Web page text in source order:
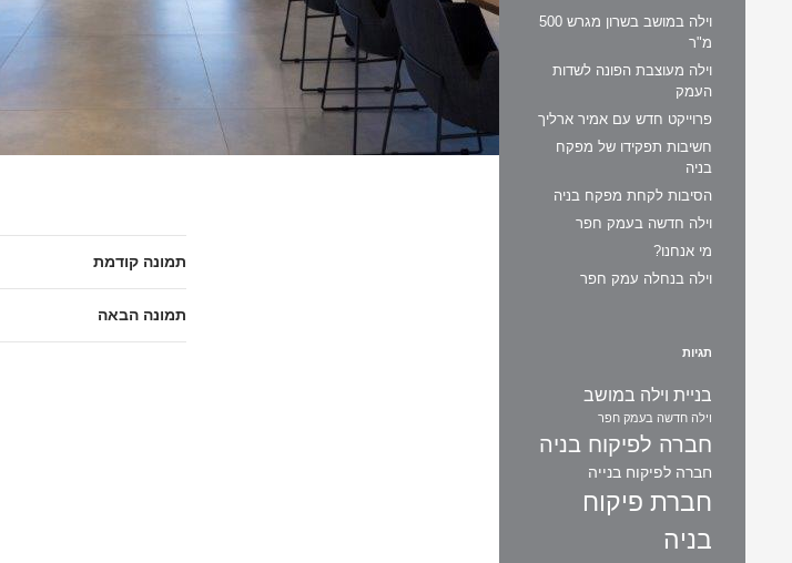
תמונה קודמת
תמונה הבאה
וילה במושב בשרון מגרש 500
מ"ר
וילה מעוצבת הפונה לשדות
העמק
פרוייקט חדש עם אמיר ארליך
חשיבות תפקידו של מפקח
בניה
הסיבות לקחת מפקח בניה
וילה חדשה בעמק חפר
מי אנחנו?
וילה בנחלה עמק חפר
תגיות
בניית וילה במושב
וילה חדשה בעמק חפר
חברה לפיקוח בניה
חברה לפיקוח בנייה
חברת פיקוח
בניה